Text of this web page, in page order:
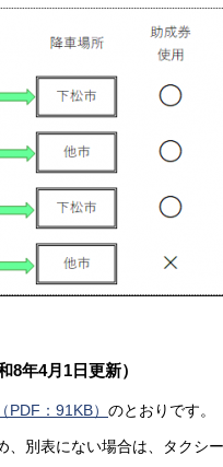
8年4月1日更新）
PDF：91KB） のとおりです。
別表にない場合は、タクシ